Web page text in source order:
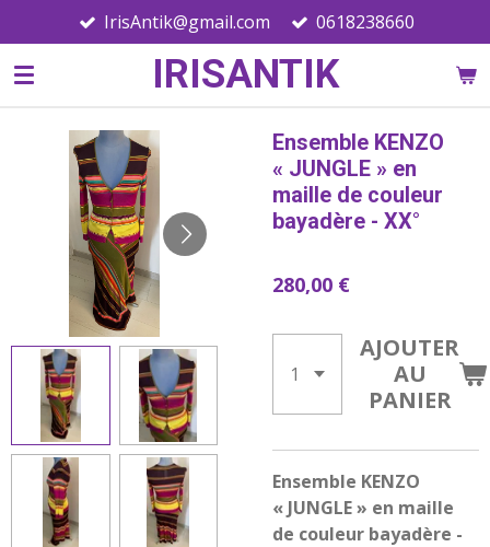
au
contenu
IRISANTIK
IrisAntik@gmail.com 0618238660
Ensemble KENZO
« JUNGLE » en
maille de couleur
bayadère - XX°
280,00 €
AJOUTER
AU
PANIER
Ensemble KENZO
« JUNGLE » en maille
de couleur bayadère -